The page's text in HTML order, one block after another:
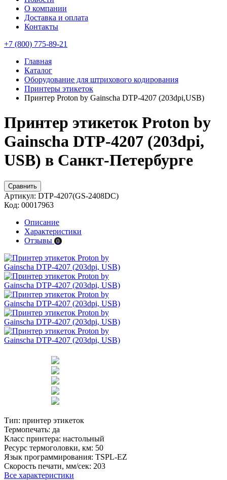
О компании
Доставка и оплата
Контакты
+7 (800) 775-89-21
Главная
Каталог
Оборудование для штрихового кодирования
Принтеры этикеток
Принтер Proton by Gainscha DTP-4207 (203dpi,USB)
Принтер этикеток Proton by
Gainscha DTP-4207 (203dpi,
USB) в Санкт-Петербурге
Сравнить
Артикул: DTP-4207(GS-2408DC)
Код: 00017963
Описание
Характеристики
Отзывы 0
Тип: принтер этикеток
Термопечать: да
Класс принтера: настольный
Ресурс термоголовки, км: 50
Язык программирования: TSPL-EZ
Скорость печати, мм/сек: 203
Все характеристики